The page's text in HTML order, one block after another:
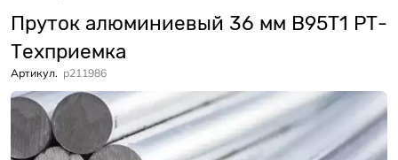
Пруток алюминиевый 36 мм В95Т1 РТ-
Техприемка
Артикул. p211986